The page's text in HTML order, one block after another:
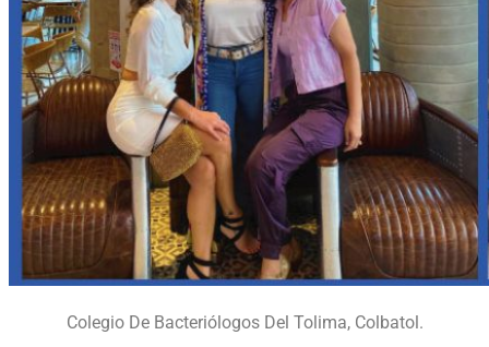
Colegio De Bacteriólogos Del Tolima, Colbatol.